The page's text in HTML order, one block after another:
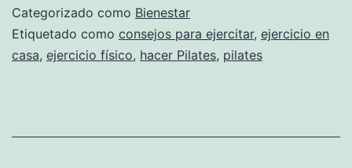
Categorizado como Bienestar
Etiquetado como consejos para ejercitar, ejercicio en
casa, ejercicio físico, hacer Pilates, pilates